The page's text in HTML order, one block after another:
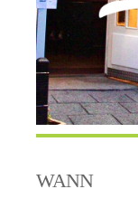
WANN